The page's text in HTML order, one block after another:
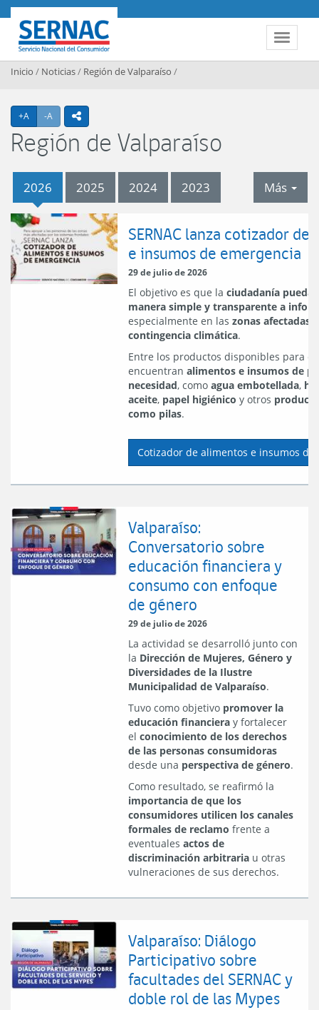
Contenido principal
Toggle
SERNAC
Inicio / Noticias/ Región de Valparaíso /
+A Agrandar texto
-A Achicar textoicono compartir
Región de Valparaíso
Más
2026 2025 2024 2023
2026
SERNAC lanza cotizador de
e insumos de emergencia
29 de julio de 2026
El objetivo es que la ciudadanía pueda
manera simple y transparente a
especialmente en las zonas afectadas
contingencia climática.
Entre los productos disponibles para
encuentran alimentos e insumos de
necesidad, como agua embotellada,
aceite, papel higiénico y otros
como pilas.
Cotizador de alimentos e insumos de
Valparaíso:
Conversatorio sobre
educación financiera y
consumo con enfoque
de género
29 de julio de 2026
La actividad se desarrolló junto con
la Dirección de Mujeres, Género y
Diversidades de la Ilustre
Municipalidad de Valparaíso.
Tuvo como objetivo promover la
educación financiera y fortalecer
el conocimiento de los derechos
de las personas consumidoras
desde una perspectiva de género.
Como resultado, se reafirmó la
importancia de que los
consumidores utilicen los canales
formales de reclamo frente a
eventuales actos de
discriminación arbitraria u otras
vulneraciones de sus derechos.
Valparaíso: Diálogo
Participativo sobre
facultades del SERNAC y
doble rol de las Mypes